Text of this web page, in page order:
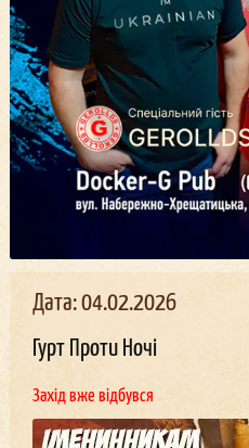
Дата: 04.02.2026
Гурт Проти Ночі
Захід вже відбувся